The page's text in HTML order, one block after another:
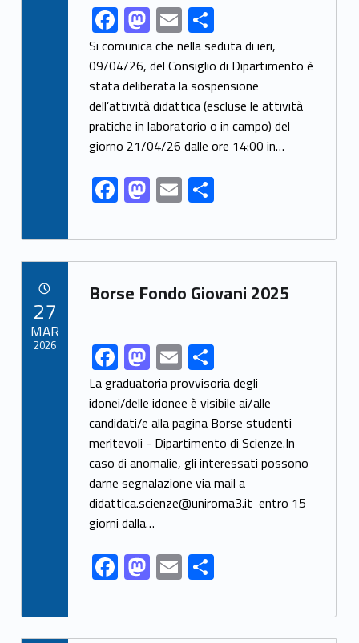
Link identifier share facebook archive #share-link-archive-97912F
ac
e
b
o
o
k
M
as
to
d
o
n
E
m
ai
l
S
h
ar
e
Si comunica che nella seduta di ieri,
09/04/26, del Consiglio di Dipartimento è
stata deliberata la sospensione
dell’attività didattica (escluse le attività
pratiche in laboratorio o in campo) del
giorno 21/04/26 dalle ore 14:00 in…
F
ac
e
b
o
k
M
as
to
d
o
E
m
ai
l
S
ar
e
Link identifier archive #link-archive-63029
Borse Fondo Giovani 2025
Link identifier share facebook archive #share-link-archive-97586F
ac
e
b
o
o
k
M
as
to
d
o
n
E
m
ai
l
S
h
ar
e
La graduatoria provvisoria degli
idonei/delle idonee è visibile ai/alle
candidati/e alla pagina Borse studenti
meritevoli - Dipartimento di Scienze.In
caso di anomalie, gli interessati possono
darne segnalazione via mail a
didattica.scienze@uniroma3.it entro 15
giorni dalla…
F
ac
e
M
as
to
E
m
ai
S
ar
27
MAR
2026